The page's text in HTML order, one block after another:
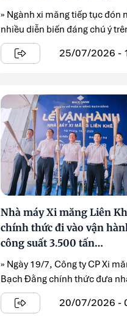
măng
» Ngành xi măng tiếp tục đón
nhiều diễn biến đáng chú ý
...
25/07/2026 -
Nhà máy Xi măng Liên
chính thức đi vào vận
công suất 3.500 tấn
clinker/ngày
» Ngày 19/7, Công ty CP Xi
Bạch Đằng chính thức đưa
Xi măng ...
20/07/2026 -